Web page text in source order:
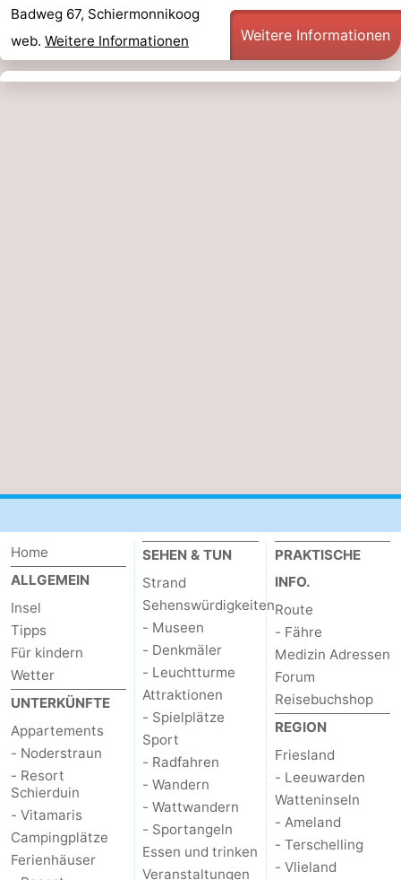
Badweg 67, Schiermonnikoog
web. Weitere Informationen Weitere Informationen
Home
ALLGEMEIN
Insel
Tipps
Für kindern
Wetter
UNTERKÜNFTE
Appartements
- Noderstraun
- Resort
Schierduin
- Vitamaris
Campingplätze
Ferienhäuser
SEHEN & TUN
Strand
Sehenswürdigkeiten
- Museen
- Denkmäler
- Leuchtturme
Attraktionen
- Spielplätze
Sport
- Radfahren
- Wandern
- Wattwandern
- Sportangeln
Essen und trinken
Veranstaltungen
PRAKTISCHE
INFO.
Route
- Fähre
Medizin Adressen
Forum
Reisebuchshop
REGION
Friesland
- Leeuwarden
Watteninseln
- Ameland
- Terschelling
- Vlieland